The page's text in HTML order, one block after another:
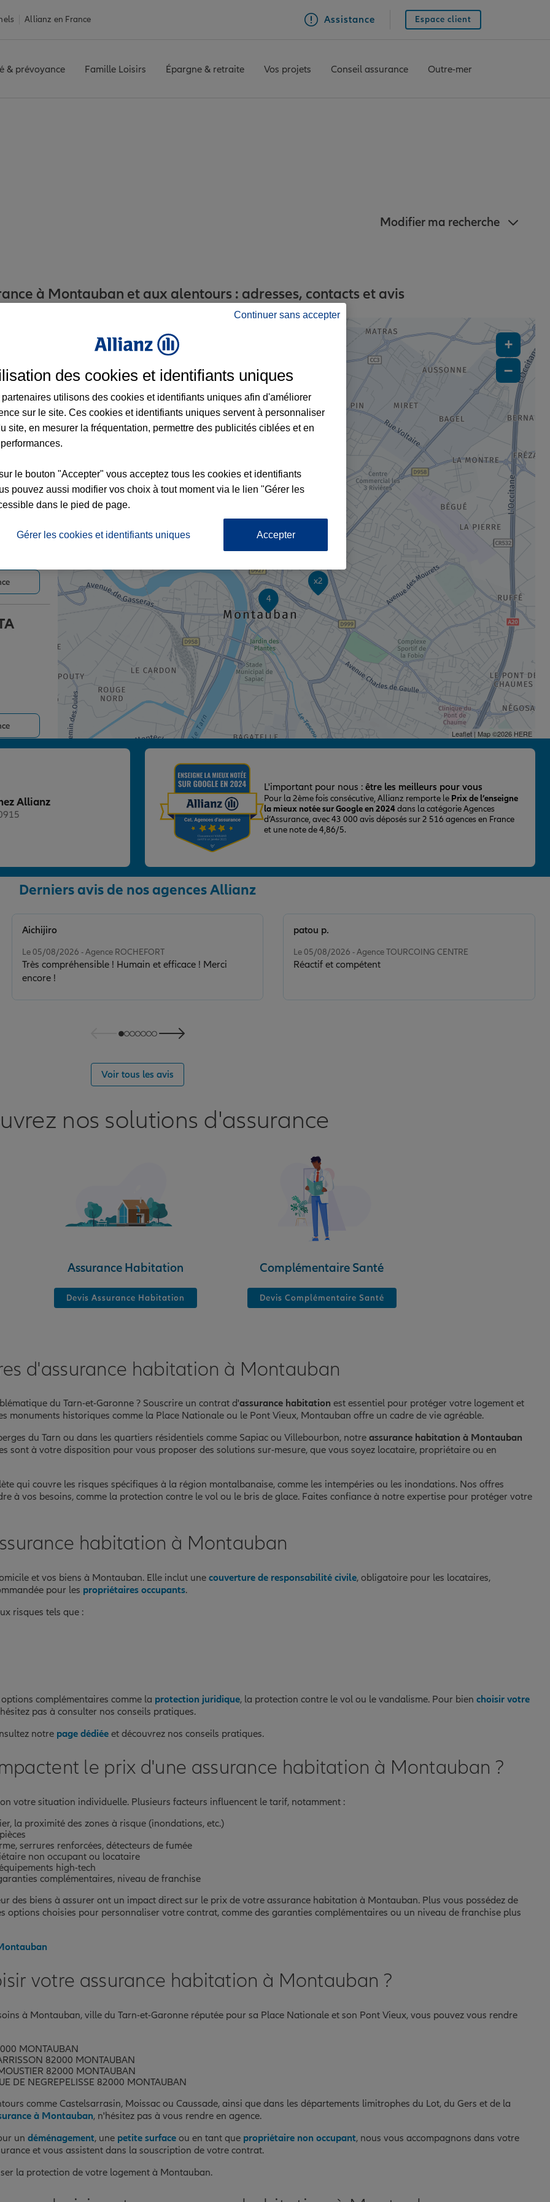
Allianz en France Assistance Espace client
& prévoyance Famille Loisirs Épargne & retraite Vos projets Conseil assurance Outre-mer
Modifier ma recherche
à Montauban et aux alentours : adresses, contacts et avis
2
4
x2
+
−
Leaflet| Map ©2026 HERE
Allianz
L'important pour nous : être les meilleurs pour vous
Pour la 2ème fois consécutive, Allianz remporte le Prix de l’enseigne
la mieux notée sur Google en 2024dans la catégorie Agences
d’Assurance, avec 43 000 avis déposés sur 2 516 agences en France
et une note de 4,86/5.
Derniers avis de nos agences Allianz
Le 05/08/2026 - Agence ROCHEFORT
Très compréhensible ! Humain et efficace ! Merci
encore !
Aichijiro
Le 05/08/2026 - Agence TOURCOING CENTRE
Réactif et compétent
patou p.
Voir tous les avis
nos solutions d'assurance
Assurance Habitation
Devis Assurance Habitation
Complémentaire Santé
Devis Complémentaire Santé
d'assurance habitation à Montauban
du Tarn-et-Garonne ? Souscrire un contrat d'assurance habitation est essentiel pour protéger votre logement et
monuments historiques comme la Place Nationale ou le Pont Vieux, Montauban offre un cadre de vie agréable.
du Tarn ou dans les quartiers résidentiels comme Sapiac ou Villebourbon, notre assurance habitation à Montauban
sont à votre disposition pour vous proposer des solutions sur-mesure, que vous soyez locataire, propriétaire ou en
qui couvre les risques spécifiques à la région montalbanaise, comme les intempéries ou les inondations. Nos offres
à vos besoins, comme la protection contre le vol ou le bris de glace. Faites confiance à notre expertise pour protéger votre
habitation à Montauban
et vos biens à Montauban. Elle inclut une couverture de responsabilité civile, obligatoire pour les locataires,
pour les propriétaires occupants.
risques tels que :
complémentaires comme la protection juridique, la protection contre le vol ou le vandalisme. Pour bien choisir votre
pas à consulter nos conseils pratiques.
notre page dédiée et découvrez nos conseils pratiques.
le prix d'une assurance habitation à Montauban ?
votre situation individuelle. Plusieurs facteurs influencent le tarif, notamment :
la proximité des zones à risque (inondations, etc.)
serrures renforcées, détecteurs de fumée
non occupant ou locataire
high-tech
complémentaires, niveau de franchise
des biens à assurer ont un impact direct sur le prix de votre assurance habitation à Montauban. Plus vous possédez de
options choisies pour personnaliser votre contrat, comme des garanties complémentaires ou un niveau de franchise plus
votre assurance habitation à Montauban ?
à Montauban, ville du Tarn-et-Garonne réputée pour sa Place Nationale et son Pont Vieux, vous pouvez vous rendre
MONTAUBAN
82000 MONTAUBAN
82000 MONTAUBAN
DE NEGREPELISSE 82000 MONTAUBAN
comme Castelsarrasin, Moissac ou Caussade, ainsi que dans les départements limitrophes du Lot, du Gers et de la
à Montauban, n'hésitez pas à vous rendre en agence.
un déménagement, une petite surface ou en tant que propriétaire non occupant, nous vous accompagnons dans votre
et vous assistent dans la souscription de votre contrat.
la protection de votre logement à Montauban.
Continuer sans accepter
des cookies et identifiants uniques
partenaires utilisons des cookies et identifiants uniques afin d'améliorer
sur le site. Ces cookies et identifiants uniques servent à personnaliser
site, en mesurer la fréquentation, permettre des publicités ciblées et en
le bouton "Accepter" vous acceptez tous les cookies et identifiants
pouvez aussi modifier vos choix à tout moment via le lien "Gérer les
dans le pied de page.
Gérer les cookies et identifiants uniques Accepter